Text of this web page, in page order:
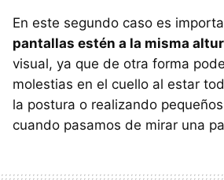
En este segundo caso es
pantallas estén a la misma
visual, ya que de otra forma
molestias en el cuello al estar
la postura o realizando
cuando pasamos de mirar una